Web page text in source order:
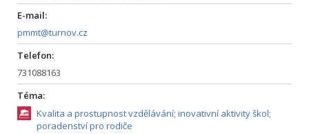
E-mail:
pmmt@turnov.cz
Telefon:
731088163
Téma:
Kvalita a prostupnost vzdělávání; inovativní aktivity škol;
poradenství pro rodiče